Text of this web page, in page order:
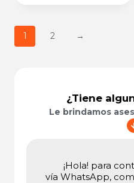
1 2 →
¿Tiene
Le brindamos
¡Hola! para
vía WhatsApp,